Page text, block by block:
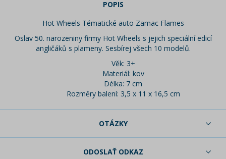
POPIS
Hot Wheels Tématické auto Zamac Flames
Oslav 50. narozeniny firmy Hot Wheels s jejich speciální edicí
angličáků s plameny. Sesbírej všech 10 modelů.
Věk: 3+
Materiál: kov
Délka: 7 cm
Rozměry balení: 3,5 x 11 x 16,5 cm
OTÁZKY
ODOSLAŤ ODKAZ